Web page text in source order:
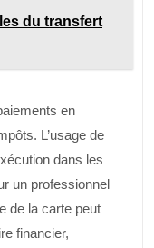
du transfert
en
L’usage de
dans les
un professionnel
de la carte peut
financier,